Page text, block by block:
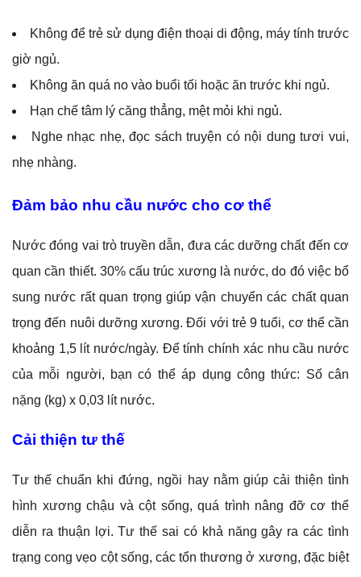
Không để trẻ sử dụng điện thoại di động, máy tính trước
giờ ngủ.
Không ăn quá no vào buổi tối hoặc ăn trước khi ngủ.
Hạn chế tâm lý căng thẳng, mệt mỏi khi ngủ.
Nghe nhạc nhẹ, đọc sách truyện có nội dung tươi vui,
nhẹ nhàng.
Đảm bảo nhu cầu nước cho cơ thể
Nước đóng vai trò truyền dẫn, đưa các dưỡng chất đến cơ
quan cần thiết. 30% cấu trúc xương là nước, do đó việc bổ
sung nước rất quan trọng giúp vận chuyển các chất quan
trọng đến nuôi dưỡng xương. Đối với trẻ 9 tuổi, cơ thể cần
khoảng 1,5 lít nước/ngày. Để tính chính xác nhu cầu nước
của mỗi người, bạn có thể áp dụng công thức: Số cân
nặng (kg) x 0,03 lít nước.
Cải thiện tư thế
Tư thế chuẩn khi đứng, ngồi hay nằm giúp cải thiện tình
hình xương chậu và cột sống, quá trình nâng đỡ cơ thể
diễn ra thuận lợi. Tư thế sai có khả năng gây ra các tình
trạng cong vẹo cột sống, các tổn thương ở xương, đặc biệt